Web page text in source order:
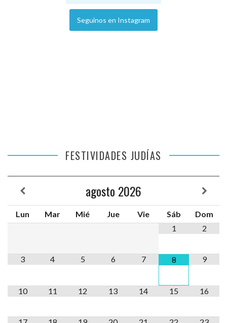
Seguinos en Instagram
FESTIVIDADES JUDÍAS
agosto 2026
Lun Mar Mié Jue Vie Sáb
Dom
1
2
3 4 5 6 7 8 9
10 11 12 13 14 15 16